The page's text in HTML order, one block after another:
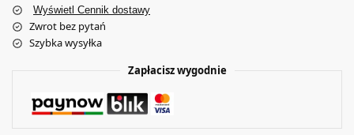
Wyświetl Cennik dostawy
Zwrot bez pytań
Szybka wysyłka
Zapłacisz wygodnie